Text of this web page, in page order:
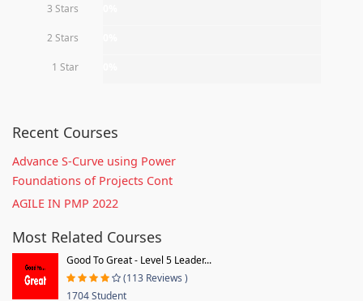
3 Stars
2 Stars
1 Star
Recent Courses
Advance S-Curve using Power
Foundations of Projects Cont
AGILE IN PMP 2022
Most Related Courses
Good To Great - Level 5 Leader...
(113 Reviews )
1704 Student